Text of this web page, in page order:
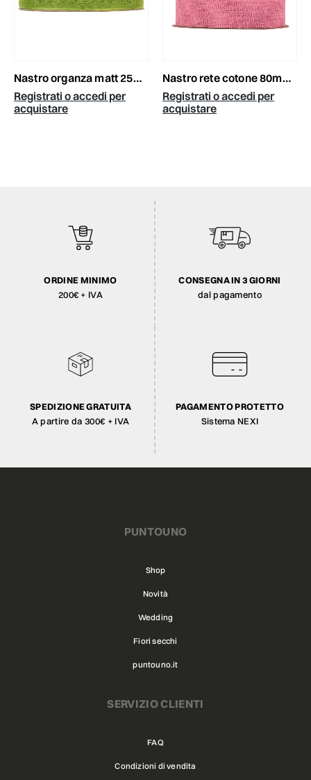
nastro organza matt 25mm 20mt verde oliva
Registrati o accedi per
acquistare
nastro rete cotone 80mm20mt rosa
Registrati o accedi per
acquistare
ORDINE MINIMO
200€ + IVA
CONSEGNA IN 3 GIORNI
dal pagamento
SPEDIZIONE GRATUITA
A partire da 300€ + IVA
PAGAMENTO PROTETTO
Sistema NEXI
PUNTOUNO
Shop
Novità
Wedding
Fiori secchi
puntouno.it
SERVIZIO CLIENTI
FAQ
Condizioni di vendita